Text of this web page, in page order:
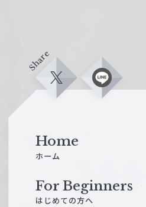
Share
X L
i
Home
ホーム
For Beginners
はじめての方へ